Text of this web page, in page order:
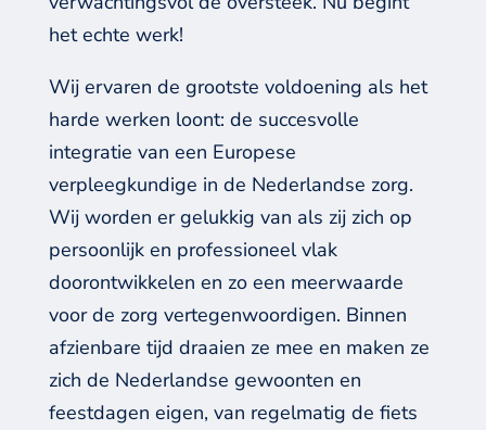
het echte werk!
Wij ervaren de grootste voldoening als het
harde werken loont: de succesvolle
integratie van een Europese
verpleegkundige in de Nederlandse zorg.
Wij worden er gelukkig van als zij zich op
persoonlijk en professioneel vlak
doorontwikkelen en zo een meerwaarde
voor de zorg vertegenwoordigen. Binnen
afzienbare tijd draaien ze mee en maken ze
zich de Nederlandse gewoonten en
feestdagen eigen, van regelmatig de fiets